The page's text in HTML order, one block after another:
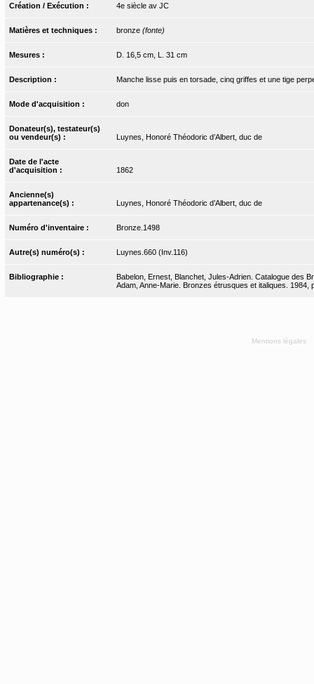
Création / Exécution : 4e siècle av JC
Matières et techniques : bronze (fonte)
Mesures : D. 16,5 cm, L. 31 cm
Description : Manche lisse puis en torsade, cinq griffes et une tige
Mode d'acquisition : don
Donateur(s), testateur(s)
ou vendeur(s) :
Luynes, Honoré Théodoric d’Albert, duc de
Date de l'acte
d'acquisition :
1862
Ancienne(s)
appartenance(s) :
Luynes, Honoré Théodoric d’Albert, duc de
Numéro d'inventaire : Bronze.1498
Autre(s) numéro(s) : Luynes.660 (Inv.116)
Bibliographie :
Babelon, Ernest, Blanchet, Jules-Adrien. Catalogue des
Adam, Anne-Marie. Bronzes étrusques et italiques. 1984,
Mentions légales